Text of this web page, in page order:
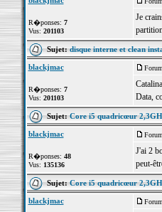
R�ponses: 7
Vus: 201103
Je
Sujet:disque interne et clean
blackjmac
R�ponses: 7
Vus: 201103
Data,
Sujet:Core i5 quadricœur
blackjmac
R�ponses: 48
Vus: 135136
J'ai 2
peut-
Sujet:Core i5 quadricœur
blackjmac